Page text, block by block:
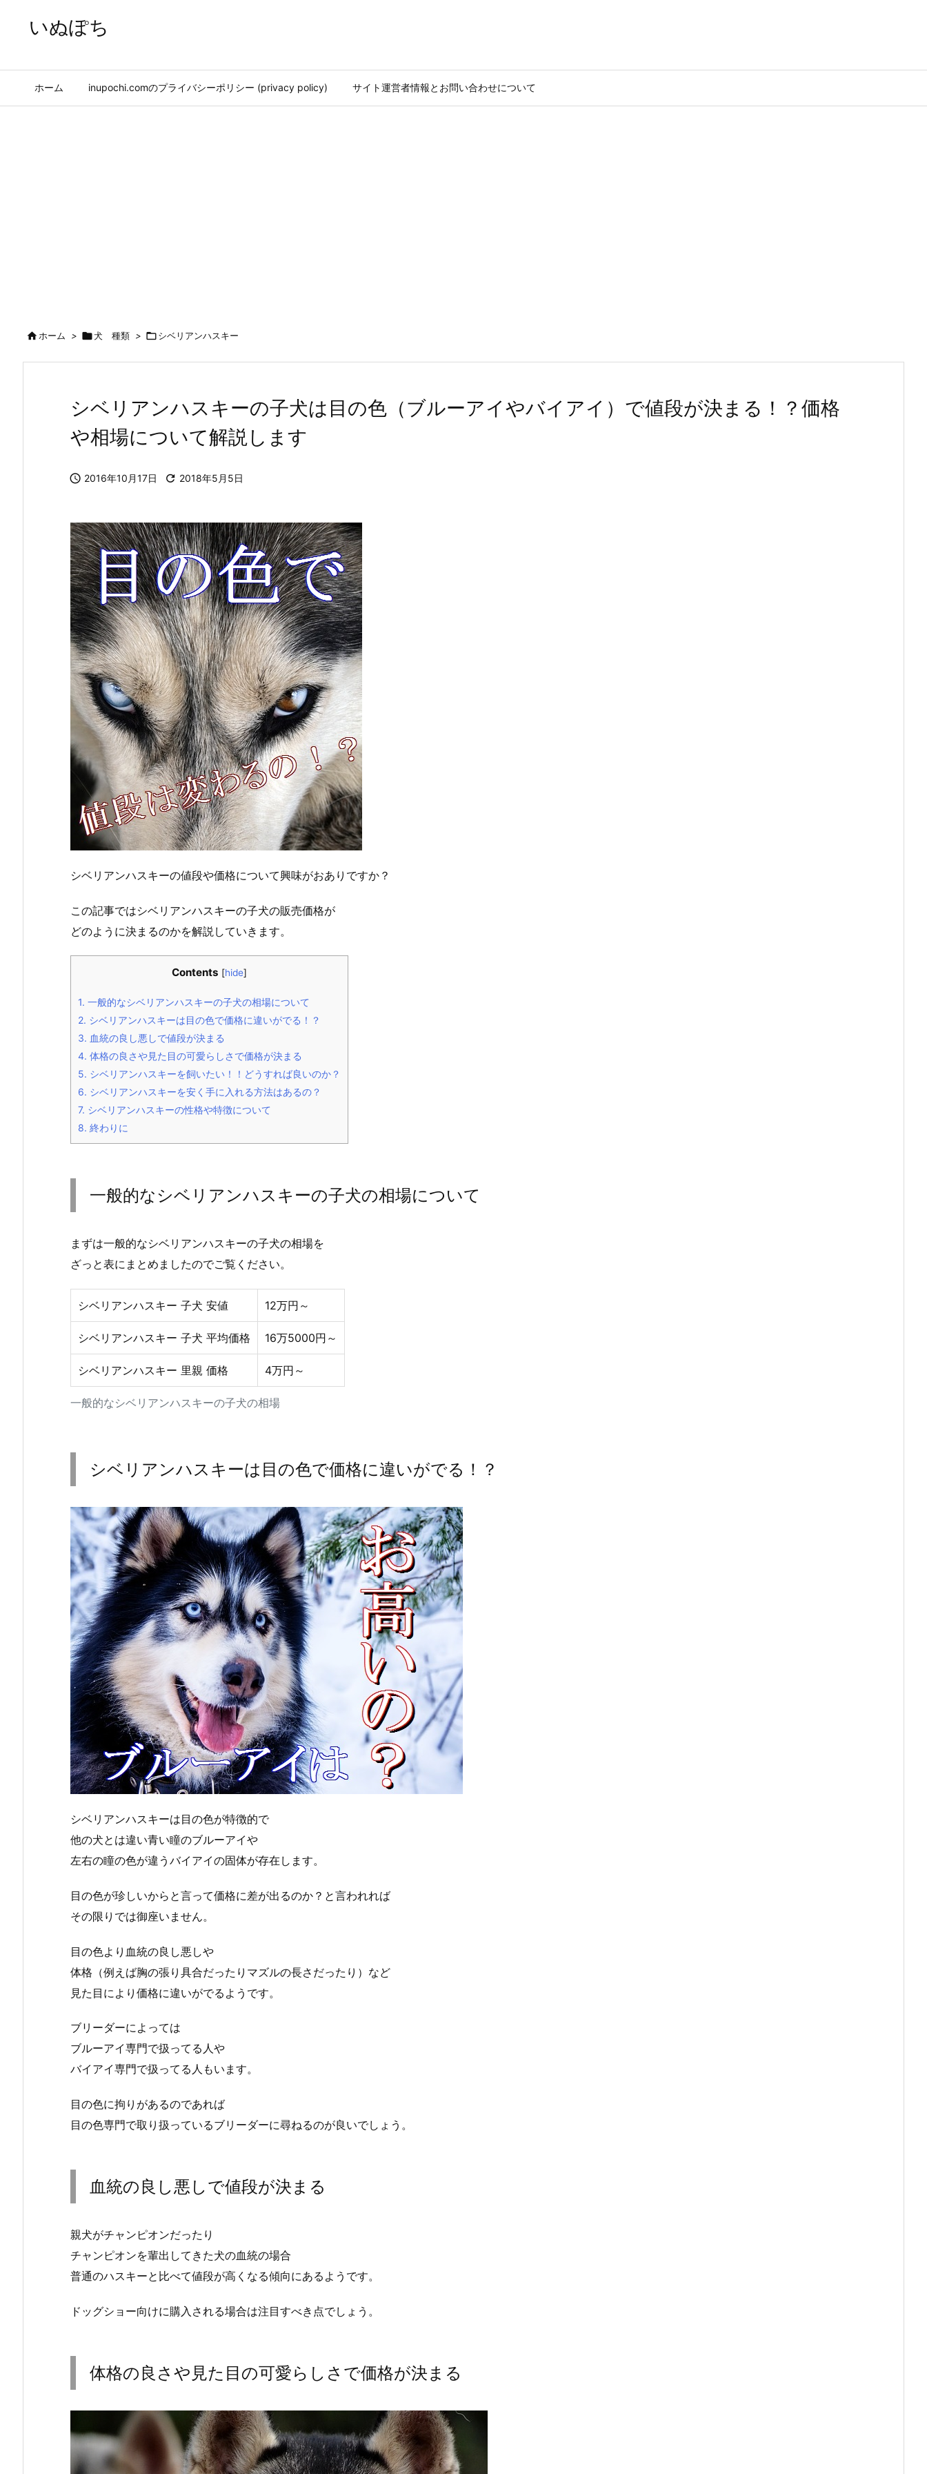
いぬぽち
ホーム inupochi.comのプライバシーポリシー (privacy policy) サイト運営者情報とお問い合わせについて
ホーム > 犬 種類 > シベリアンハスキー
シベリアンハスキーの子犬は目の色（ブルーアイやバイアイ）で値段が決まる！？価格
や相場について解説します
 2016年10月17日  2018年5月5日
シベリアンハスキーの値段や価格について興味がおありですか？
この記事ではシベリアンハスキーの子犬の販売価格が
どのように決まるのかを解説していきます。
Contents [hide]
1. 一般的なシベリアンハスキーの子犬の相場について
2. シベリアンハスキーは目の色で価格に違いがでる！？
3. 血統の良し悪しで値段が決まる
4. 体格の良さや見た目の可愛らしさで価格が決まる
5. シベリアンハスキーを飼いたい！！どうすれば良いのか？
6. シベリアンハスキーを安く手に入れる方法はあるの？
7. シベリアンハスキーの性格や特徴について
8. 終わりに
一般的なシベリアンハスキーの子犬の相場について
まずは一般的なシベリアンハスキーの子犬の相場を
ざっと表にまとめましたのでご覧ください。
一般的なシベリアンハスキーの子犬の相場
シベリアンハスキー 子犬 安値 12万円～
シベリアンハスキー 子犬 平均価格 16万5000円～
シベリアンハスキー 里親 価格 4万円～
シベリアンハスキーは目の色で価格に違いがでる！？
シベリアンハスキーは目の色が特徴的で
他の犬とは違い青い瞳のブルーアイや
左右の瞳の色が違うバイアイの固体が存在します。
目の色が珍しいからと言って価格に差が出るのか？と言われれば
その限りでは御座いません。
目の色より血統の良し悪しや
体格（例えば胸の張り具合だったりマズルの長さだったり）など
見た目により価格に違いがでるようです。
ブリーダーによっては
ブルーアイ専門で扱ってる人や
バイアイ専門で扱ってる人もいます。
目の色に拘りがあるのであれば
目の色専門で取り扱っているブリーダーに尋ねるのが良いでしょう。
血統の良し悪しで値段が決まる
親犬がチャンピオンだったり
チャンピオンを輩出してきた犬の血統の場合
普通のハスキーと比べて値段が高くなる傾向にあるようです。
ドッグショー向けに購入される場合は注目すべき点でしょう。
体格の良さや見た目の可愛らしさで価格が決まる